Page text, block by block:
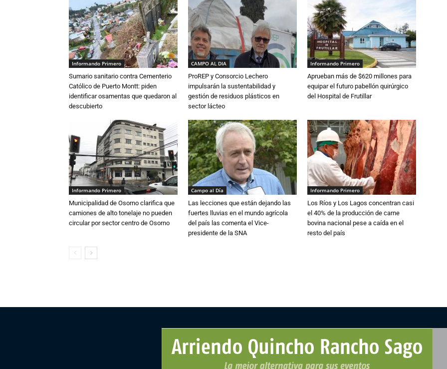
Informando Primero
Sumario sanitario contra Cementerio
Católico de Puerto Montt: piden
identificar osamentas que quedaron al
descubierto
CAMPO AL DIA
ProREP y Consorcio Lechero
impulsarán la sustentabilidad y
gestión de residuos plásticos en
sector lácteo
Informando Primero
Aprueban más de $620 millones para
equipar el futuro pabellón quirúrgico
del Hospital de Frutillar
Informando Primero
Municipalidad de Osorno clarifica que
camiones de alto tonelaje no pueden
circular por sector centro de Osorno
Campo al Día
Las lecciones que están dejando las
fuertes lluvias en el mundo agrícola
del país las comenta el Vice-
presidente de la SNA
Informando Primero
Los Ríos y Los Lagos concentran casi
el 40% de la producción de carne
bovina nacional pese a caída en el
resto del país